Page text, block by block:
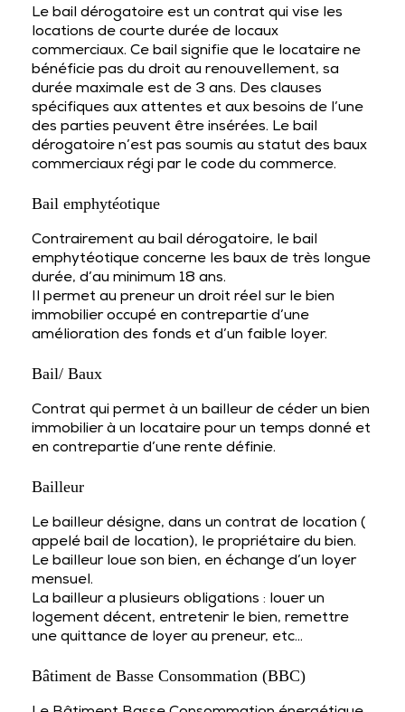
Le bail dérogatoire est un contrat qui vise les
locations de courte durée de locaux
commerciaux. Ce bail signifie que le locataire ne
bénéficie pas du droit au renouvellement, sa
durée maximale est de 3 ans. Des clauses
spécifiques aux attentes et aux besoins de l’une
des parties peuvent être insérées. Le bail
dérogatoire n’est pas soumis au statut des baux
commerciaux régi par le code du commerce.
Bail emphytéotique
Contrairement au bail dérogatoire, le bail
emphytéotique concerne les baux de très longue
durée, d’au minimum 18 ans.
Il permet au preneur un droit réel sur le bien
immobilier occupé en contrepartie d’une
amélioration des fonds et d’un faible loyer.
Bail/ Baux
Contrat qui permet à un bailleur de céder un bien
immobilier à un locataire pour un temps donné et
en contrepartie d’une rente définie.
Bailleur
Le bailleur désigne, dans un contrat de location (
appelé bail de location), le propriétaire du bien.
Le bailleur loue son bien, en échange d’un loyer
mensuel.
La bailleur a plusieurs obligations : louer un
logement décent, entretenir le bien, remettre
une quittance de loyer au preneur, etc…
Bâtiment de Basse Consommation (BBC)